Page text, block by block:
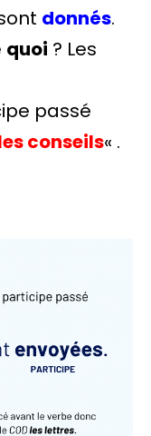
donnés.
quoi ? Les
passé
conseils« .